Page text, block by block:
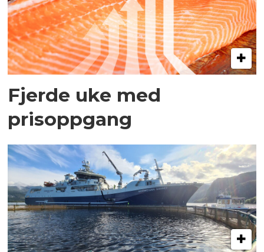
Fjerde uke med
prisoppgang